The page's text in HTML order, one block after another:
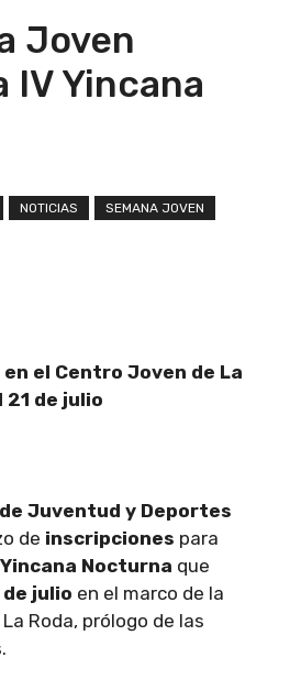
Joven
IV Yincana
NOTICIAS SEMANA JOVEN
el Centro Joven de La
21 de julio
Juventud y Deportes
de inscripciones para
Nocturna que
de julio en el marco de la
Roda, prólogo de las